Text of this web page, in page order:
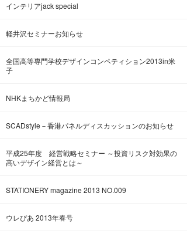
インテリアjack special
軽井沢セミナーお知らせ
全国高等専門学校デザインコンペティション2013in米
子
NHKまちかど情報局
SCADstyle－香港パネルディスカッションのお知らせ
平成25年度 経営戦略セミナー ～投資リスク対効果の
高いデザイン経営とは～
STATIONERY magazine 2013 NO.009
ウレぴあ 2013年春号